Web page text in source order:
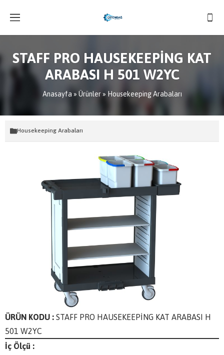
STAFF PRO HAUSEKEEPİNG KAT
ARABASI H 501 W2YC
Anasayfa » Ürünler» Housekeeping Arabaları
Housekeeping Arabaları
ÜRÜN KODU : STAFF PRO HAUSEKEEPİNG KAT ARABASI H
501 W2YC
İç Ölçü :